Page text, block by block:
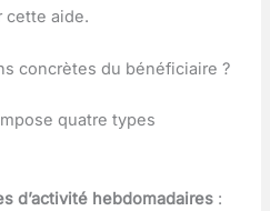
cette aide.
concrètes du bénéficiaire ?
quatre types
d’activité hebdomadaires :